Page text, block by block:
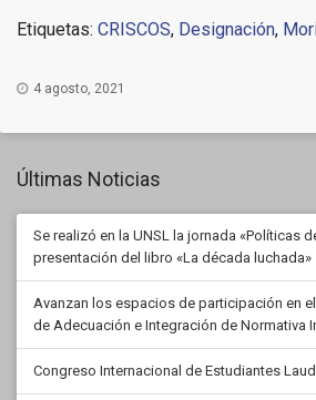
Etiquetas: CRISCOS, Designación,
4 agosto, 2021
Últimas Noticias
Se realizó en la UNSL la jornada «Políticas
presentación del libro «La década luchada»
Avanzan los espacios de participación en
de Adecuación e Integración de Normativa
Congreso Internacional de Estudiantes